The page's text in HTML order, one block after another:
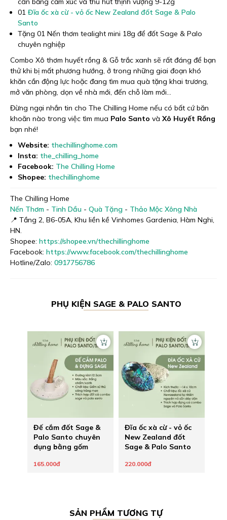
01 Đĩa ốc xà cừ - vỏ ốc New Zealand đốt Sage & Palo
Santo
Tặng 01 Nến thơm tealight mini 18g để đốt Sage & Palo
chuyên nghiệp
Combo Xô thơm huyết rồng & Gỗ trắc xanh sẽ rất đáng để bạn
thử khi bị mất phương hướng, ở trong những giai đoạn khó
khăn cần động lực hoặc đang tìm mua quà tặng khai trương,
mở văn phòng, dọn về nhà mới, đến chỗ làm mới...
Đừng ngại nhắn tin cho The Chilling Home nếu có bất cứ băn
khoăn nào trong việc tìm mua Palo Santo và Xô Huyết Rồng
bạn nhé!
Website: thechillinghome.com
Insta: the_chilling_home
Facebook: The Chilling Home
Shopee: thechillinghome
The Chilling Home
Nến Thơm - Tinh Dầu - Quà Tặng - Thảo Mộc Xông Nhà
📍 Tầng 2, B6-05A, Khu liền kề Vinhomes Gardenia, Hàm Nghi,
HN.
Shopee: https://shopee.vn/thechillinghome
Facebook: https://www.facebook.com/thechillinghome
Hotline/Zalo: 0917756786
PHỤ KIỆN SAGE & PALO SANTO
Đế cắm đốt Sage &
Palo Santo chuyên
dụng bằng gốm
165.000đ
Đĩa ốc xà cừ - vỏ ốc
New Zealand đốt
Sage & Palo Santo
220.000đ
SẢN PHẨM TƯƠNG TỰ